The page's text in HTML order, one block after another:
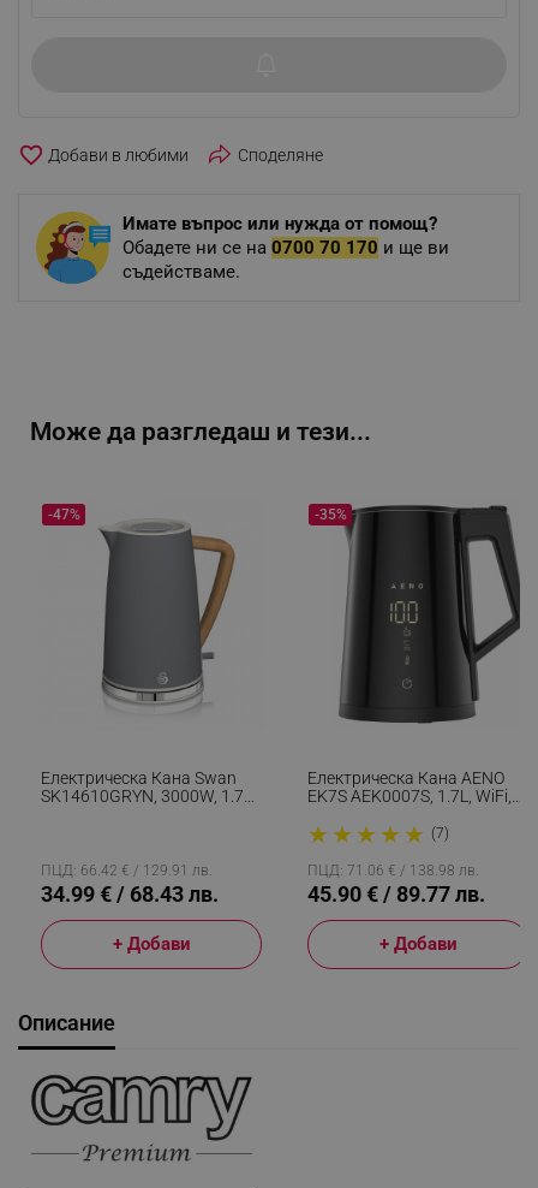
favorite_border Споделяне
Имате въпрос или нужда от помощ?
Обадете ни се на 0700 70 170 и ще ви
съдействаме.
Може да разгледаш и тези...
Електрическа Кана Swan
SK14610GRYN, 3000W, 1.7L,
-47%
ПЦД: 66.42 € / 129.91 лв.
34.99 € / 68.43 лв.
+ Добави
Електрическа Кана AENO
EK7S AEK0007S, 1.7L, WiFi,
Touch Screen, Черен
★ ★ ★ ★ ★ (7)
-35%
ПЦД: 71.06 € / 138.98 лв.
45.90 € / 89.77 лв.
+ Добави
Описание